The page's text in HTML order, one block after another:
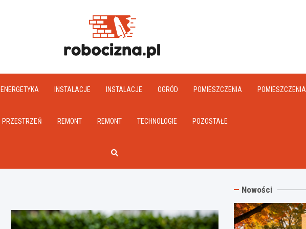
ENERGETYKA INSTALACJE INSTALACJE OGRÓD POMIESZCZENIA POMIESZCZENIA
PRZESTRZEŃ REMONT REMONT TECHNOLOGIE POZOSTAŁE
Nowości